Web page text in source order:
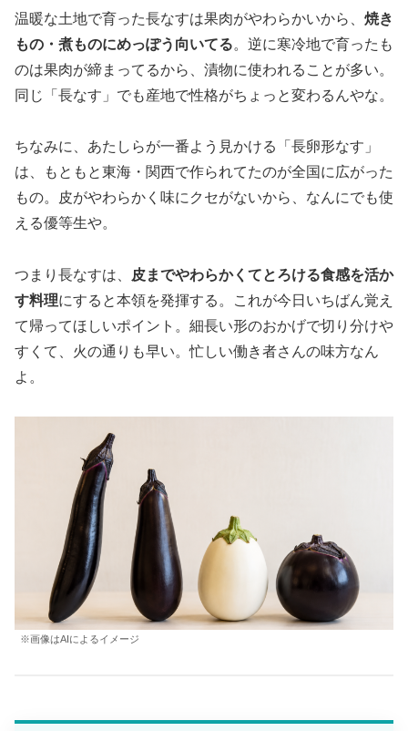
温暖な土地で育った長なすは果肉がやわらかいから、 焼き
もの・煮ものにめっぽう向いてる。逆に寒冷地で育ったも
のは果肉が締まってるから、漬物に使われることが多い。
同じ「長なす」でも産地で性格がちょっと変わるんやな。
ちなみに、あたしらが一番よう見かける「長卵形なす」
は、もともと東海・関西で作られてたのが全国に広がった
もの。皮がやわらかく味にクセがないから、なんにでも使
える優等生や。
つまり長なすは、
皮までやわらかくてとろける食感を活か
す料理にすると本領を発揮する。これが今日いちばん覚え
て帰ってほしいポイント。細長い形のおかげで切り分けや
すくて、火の通りも早い。忙しい働き者さんの味方なん
よ。
※画像はAIによるイメージ